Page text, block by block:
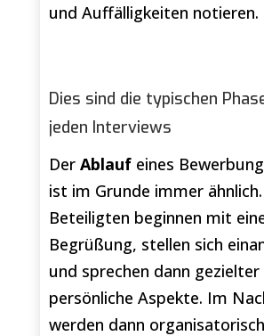
und Auffälligkeiten notieren.
Dies sind die typischen
jeden Interviews
Der Ablaufeines
ist im Grunde immer
Beteiligten beginnen mit
Begrüßung, stellen sich
und sprechen dann
persönliche Aspekte. Im
werden dann